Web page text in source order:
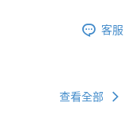
客服
查看全部